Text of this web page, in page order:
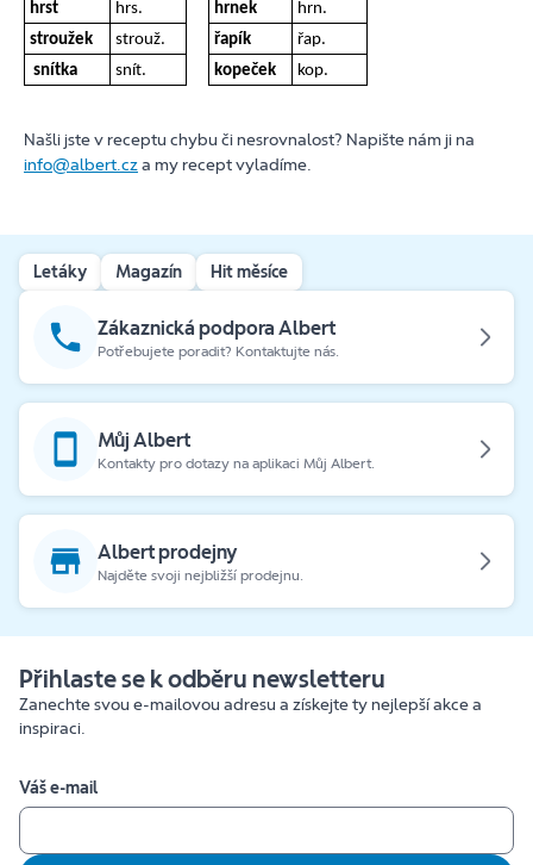
hrst
hrs. hrnek
hrn.
stroužek
strouž. řapík
řap.
snítka
snít. kopeček kop.
Našli jste v receptu chybu či nesrovnalost? Napište nám ji na
info@albert.cza my recept vyladíme.
Letáky Magazín Hit měsíce
Zákaznická podpora Albert
Potřebujete poradit? Kontaktujte nás.
Můj Albert
Kontakty pro dotazy na aplikaci Můj Albert.
Albert prodejny
Najděte svoji nejbližší prodejnu.
Přihlaste se k odběru newsletteru
Zanechte svou e-mailovou adresu a získejte ty nejlepší akce a
inspiraci.
Váš e-mail